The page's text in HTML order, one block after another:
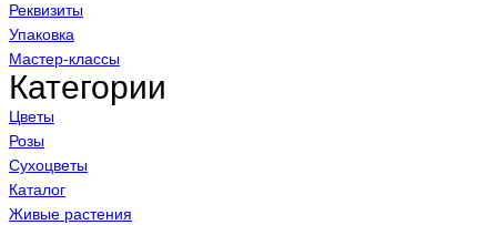
Реквизиты
Упаковка
Мастер-классы
Категории
Цветы
Розы
Сухоцветы
Каталог
Живые растения